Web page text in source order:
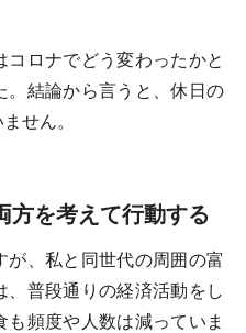
ロナでどう変わったかと
。結論から言うと、休日の
せん。
方を考えて行動する
が、私と同世代の周囲の富
普段通りの経済活動をし
頻度や人数は減っていま